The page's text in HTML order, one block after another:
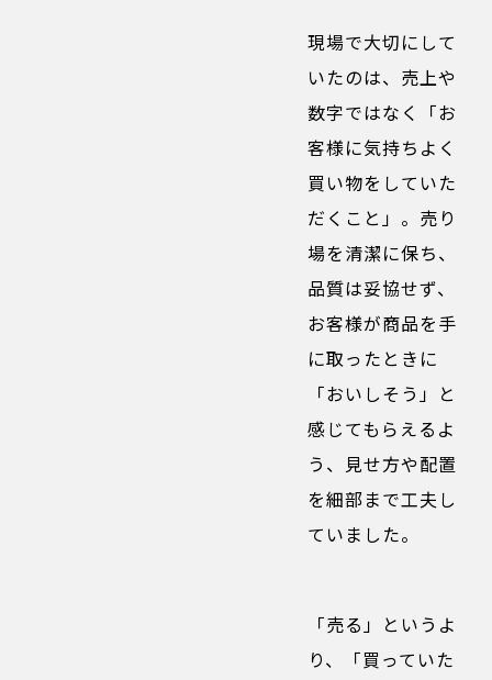
現場で大切にして
いたのは、売上や
数字ではなく「お
客様に気持ちよく
買い物をしていた
だくこと」。売り
場を清潔に保ち、
品質は妥協せず、
お客様が商品を手
に取ったときに
「おいしそう」と
感じてもらえるよ
う、見せ方や配置
を細部まで工夫し
ていました。
「売る」というよ
り、「買っていた